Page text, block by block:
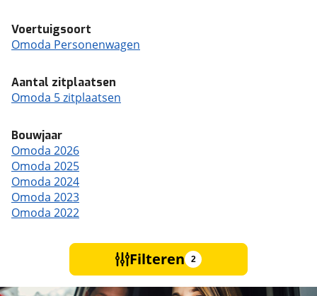
Voertuigsoort
Omoda Personenwagen
Aantal zitplaatsen
Omoda 5 zitplaatsen
Bouwjaar
Omoda 2026
Omoda 2025
Omoda 2024
Omoda 2023
Omoda 2022
Filteren 2